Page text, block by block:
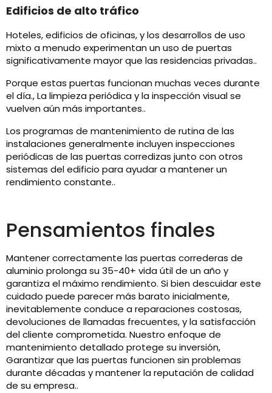
Edificios de alto tráfico
Hoteles, edificios de oficinas, y los desarrollos de uso
mixto a menudo experimentan un uso de puertas
significativamente mayor que las residencias privadas..
Porque estas puertas funcionan muchas veces durante
el día., La limpieza periódica y la inspección visual se
vuelven aún más importantes..
Los programas de mantenimiento de rutina de las
instalaciones generalmente incluyen inspecciones
periódicas de las puertas corredizas junto con otros
sistemas del edificio para ayudar a mantener un
rendimiento constante..
Pensamientos finales
Mantener correctamente las puertas correderas de
aluminio prolonga su 35-40+ vida útil de un año y
garantiza el máximo rendimiento. Si bien descuidar este
cuidado puede parecer más barato inicialmente,
inevitablemente conduce a reparaciones costosas,
devoluciones de llamadas frecuentes, y la satisfacción
del cliente comprometida. Nuestro enfoque de
mantenimiento detallado protege su inversión,
Garantizar que las puertas funcionen sin problemas
durante décadas y mantener la reputación de calidad
de su empresa..